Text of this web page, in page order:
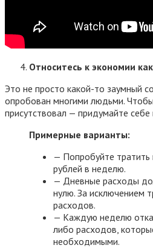
Относитесь к экономии
Это не просто какой-то заумный
опробован многими людьми.
присутствовал — придумайте себе
Примерные варианты:
— Попробуйте
рублей в неделю.
— Дневные расходы
нулю. За исключением
расходов.
— Каждую неделю
либо расходов,
необходимыми.